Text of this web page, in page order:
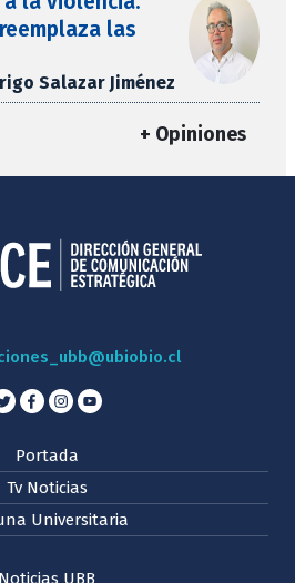
las
Salazar Jiménez
+ Opiniones
Portada
Tv Noticias
Universitaria
Noticias UBB